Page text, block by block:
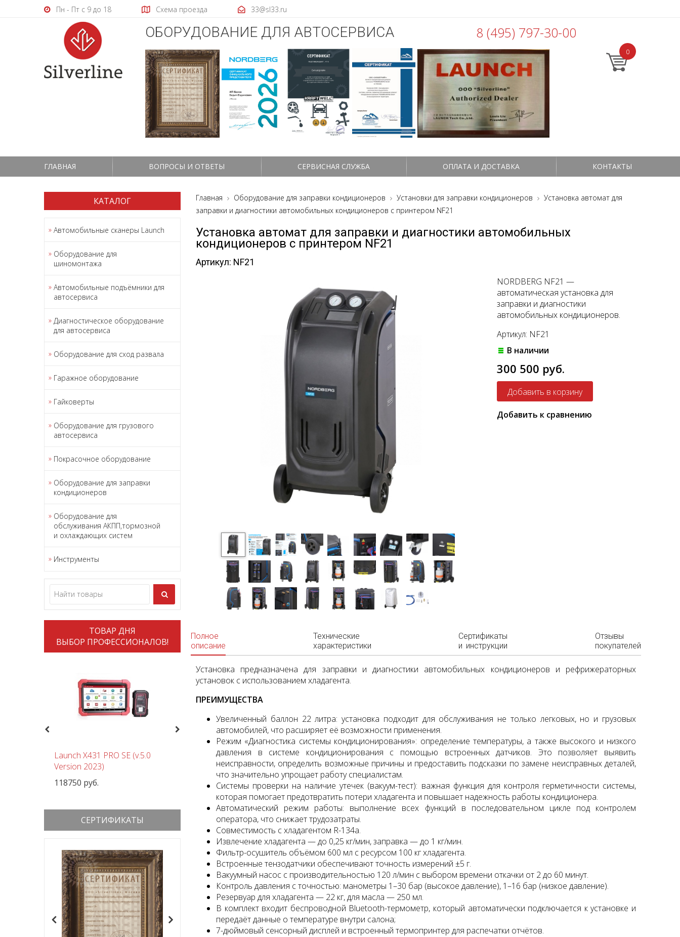
Пн - Пт с 9 до 18 Схема проезда 33@sl33.ru
0
ОБОРУДОВАНИЕ ДЛЯ АВТОСЕРВИСА 8 (495) 797-30-00
ГЛАВНАЯ ВОПРОСЫ И ОТВЕТЫ СЕРВИСНАЯ СЛУЖБА ОПЛАТА И ДОСТАВКА КОНТАКТЫ
КАТАЛОГ
Автомобильные сканеры Launch
Оборудование для
шиномонтажа
Автомобильные подъёмники для
автосервиса
Диагностическое оборудование
для автосервиса
Оборудование для сход развала
Гаражное оборудование
Гайковерты
Оборудование для грузового
автосервиса
Покрасочное оборудование
Оборудование для заправки
кондиционеров
Оборудование для
обслуживания АКПП,тормозной
и охлаждающих систем
Инструменты
ТОВАР ДНЯ
ВЫБОР ПРОФЕССИОНАЛОВ!
Previous
Launch X431 PRO SE (v.5.0
Version 2023)
118750 руб.
Шиномонтажный комплект
Nordberg
152000 руб.
Диагностический
мультимарочный сканер
Launch Pilot Scan
35055 руб.
Подъемник двухстоечный
Nordberg N4120B-4B 380В
178500 руб.
Launch X431 PRO SE
Version 2023)
118750 руб.
Next
СЕРТИФИКАТЫ
Главная Оборудование для заправки кондиционеров Установки для заправки кондиционеров
Установка автомат для
заправки и диагностики автомобильных кондиционеров с принтером NF21
Установка автомат для заправки и диагностики автомобильных
кондиционеров с принтером NF21
Артикул: NF21
NORDBERG NF21 —
автоматическая установка для
заправки и диагностики
автомобильных кондиционеров.
Артикул: NF21
В наличии
300 500 руб.
Добавить к сравнению
Полное
описание
Технические
характеристики
Сертификаты
и инструкции
Отзывы
покупателей
Установка предназначена для заправки и диагностики автомобильных кондиционеров и рефрижераторных
установок с использованием хладагента.
ПРЕИМУЩЕСТВА
Увеличенный баллон 22 литра: установка подходит для обслуживания не только легковых, но и грузовых
автомобилей, что расширяет её возможности применения.
Режим «Диагностика системы кондиционирования»: определение температуры, а также высокого и низкого
давления в системе кондиционирования с помощью встроенных датчиков. Это позволяет выявить
неисправности, определить возможные причины и предоставить подсказки по замене неисправных деталей,
что значительно упрощает работу специалистам.
Системы проверки на наличие утечек (вакуум-тест): важная функция для контроля герметичности системы,
которая помогает предотвратить потери хладагента и повышает надежность работы кондиционера.
Автоматический режим работы: выполнение всех функций в последовательном цикле под контролем
оператора, что снижает трудозатраты.
Совместимость с хладагентом R-134a.
Извлечение хладагента — до 0,25 кг/мин, заправка — до 1 кг/мин.
Фильтр-осушитель объёмом 600 мл с ресурсом 100 кг хладагента.
Встроенные тензодатчики обеспечивают точность измерений ±5 г.
Вакуумный насос с производительностью 120 л/мин с выбором времени откачки от 2 до 60 минут.
Контроль давления с точностью: манометры 1–30 бар (высокое давление), 1–16 бар (низкое давление).
Резервуар для хладагента — 22 кг, для масла — 250 мл.
В комплект входит беспроводной Bluetooth-термометр, который автоматически подключается к установке и
передаёт данные о температуре внутри салона;
7-дюймовый сенсорный дисплей и встроенный термопринтер для распечатки отчётов.